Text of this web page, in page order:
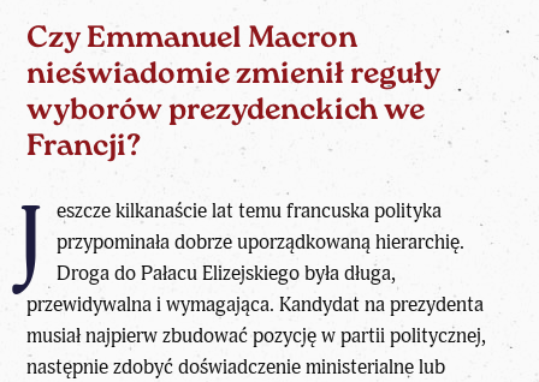
Czy Emmanuel Macron
nieświadomie zmienił reguły
wyborów prezydenckich we
Francji?
J
eszcze kilkanaście lat temu francuska polityka
przypominała dobrze uporządkowaną hierarchię.
Droga do Pałacu Elizejskiego była długa,
przewidywalna i wymagająca. Kandydat na prezydenta
musiał najpierw zbudować pozycję w partii politycznej,
następnie zdobyć doświadczenie ministerialne lub